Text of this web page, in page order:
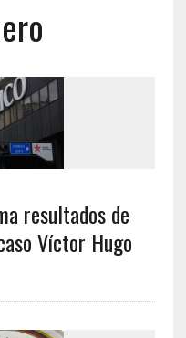
resultados de
Víctor Hugo